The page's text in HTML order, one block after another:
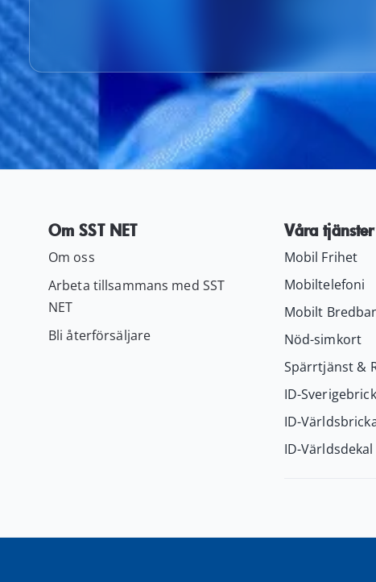
Om SST NET
Om oss
Arbeta tillsammans med SST
NET
Bli återförsäljare
Våra tjänster
Mobil Frihet
Mobiltelefoni
Mobilt
Nöd-simkort
Spärrtjänst &
ID-
ID-
ID-Världsdekal